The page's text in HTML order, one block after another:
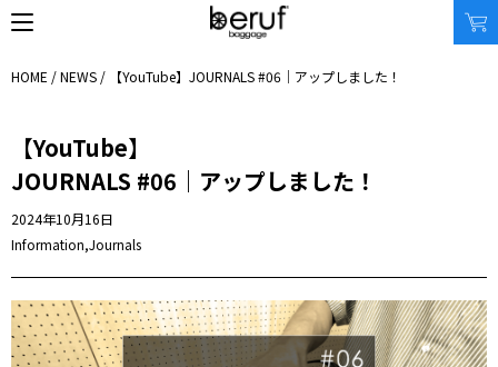
オンラインストア
商品タイプ
トートバッグ
アクセサリー
その他
トラベル
自転車
休日
HOME /NEWS / 【YouTube】 JOURNALS #06｜アップしました！
【YouTube】
JOURNALS #06｜アップしました！
2024年10月16日
Information,Journals